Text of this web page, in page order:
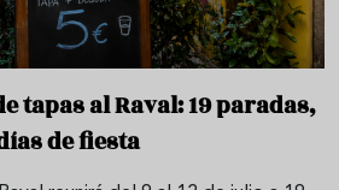
tapas al Raval: 19 paradas,
de fiesta